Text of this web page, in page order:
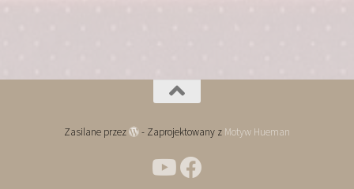
Zasilane przez - Zaprojektowany z Motyw Hueman